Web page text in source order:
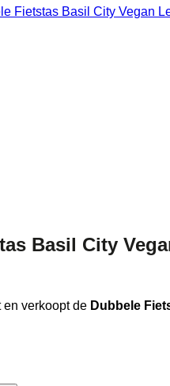
Basil City
en verkoopt de Dubbele